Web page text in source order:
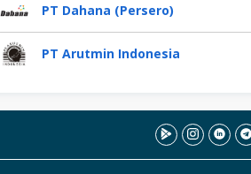
PT Dahana (Persero)
PT Arutmin Indonesia